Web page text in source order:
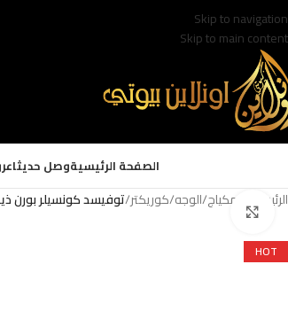
Skip to navigation
Skip to main content
الصفحة الرئيسيةوصل حديثا
الرئيسية المكياج/الوجه/كوريكتر/توفيسد كونسيلر بورن
HOT
Click to enlarge